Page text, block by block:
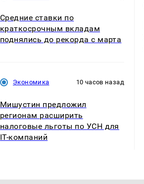
Средние ставки по
краткосрочным вкладам
поднялись до рекорда с марта
Экономика 10 часов назад
Мишустин предложил
регионам расширить
налоговые льготы по УСН для
IT-компаний